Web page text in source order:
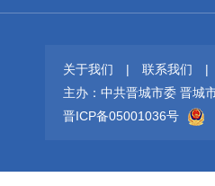
关于我们 | 联系我们 |
主办：中共晋城市委 晋城
晋ICP备05001036号